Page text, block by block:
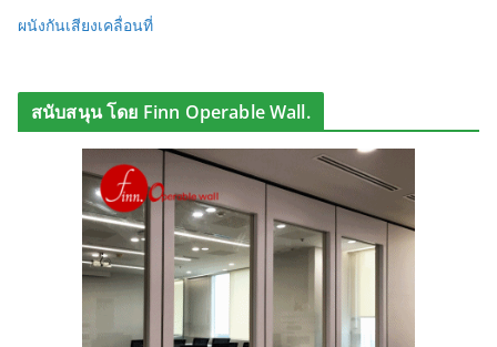
ผนังกันเสียงเคลื่อนที่
สนับสนุน โดย Finn Operable Wall.